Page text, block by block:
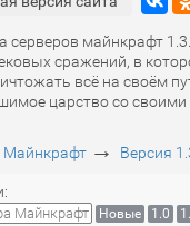
серверов майнкрафт
сражений, в
всё на своём
царство со
Майнкрафт → Версия
Майнкрафт Новые 1.0